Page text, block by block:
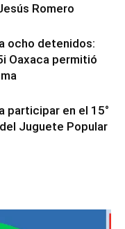
Romero
ocho detenidos:
Oaxaca permitió
participar en el 15°
Juguete Popular